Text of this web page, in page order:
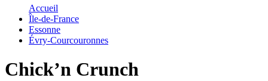
Accueil
Île-de-France
Essonne
Évry-Courcouronnes
Chick’n Crunch